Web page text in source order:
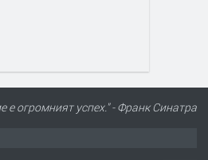
огромният успех." - Франк Синатра